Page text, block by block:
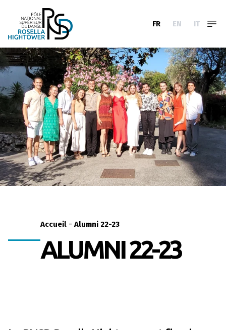
FR EN IT
Accueil - Alumni 22-23
ALUMNI 22-23